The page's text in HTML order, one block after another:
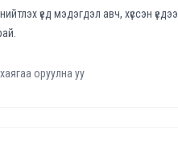
үед мэдэгдэл авч, хүссэн үедээ